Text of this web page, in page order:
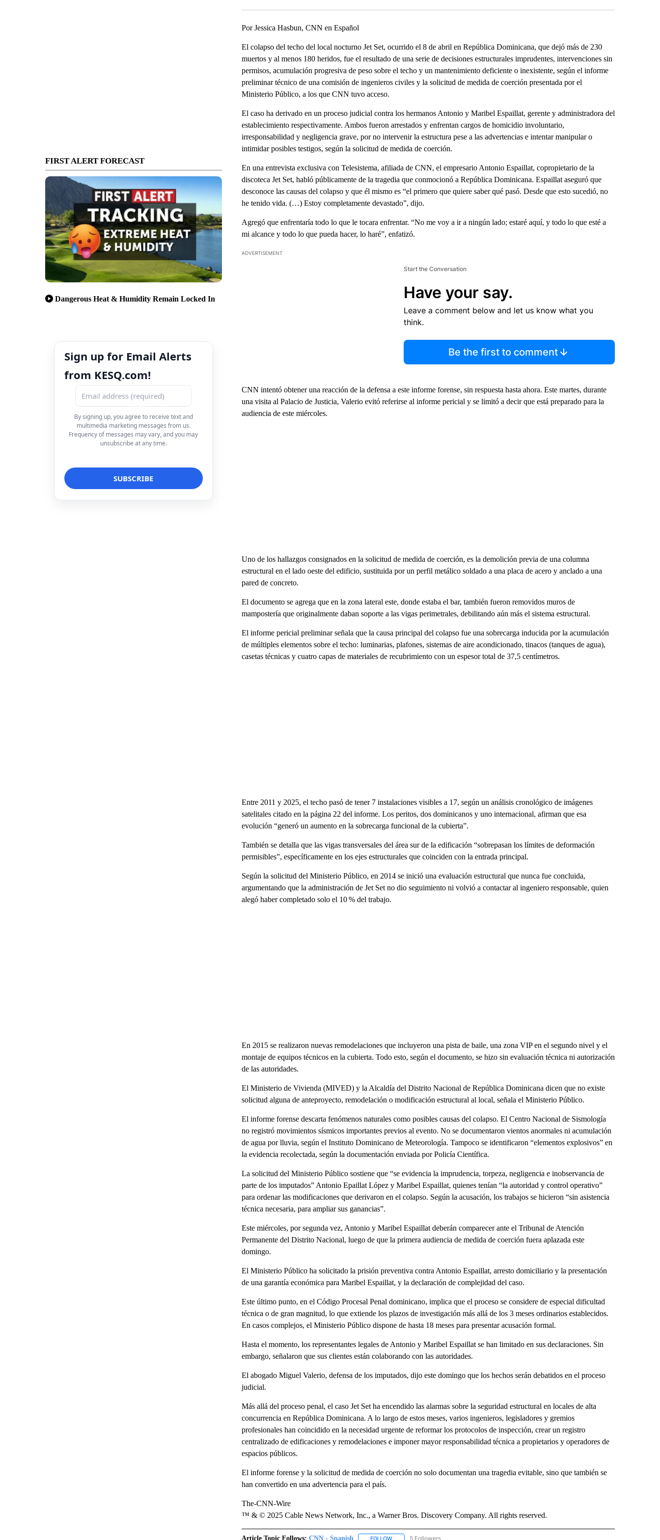
FIRST ALERT FORECAST
Dangerous Heat & Humidity Remain Locked In
Sign up for Email Alerts
from KESQ.com!
By signing up, you agree to receive text and
multimedia marketing messages from us.
Frequency of messages may vary, and you may
unsubscribe at any time.
Por Jessica Hasbun, CNN en Español
El colapso del techo del local nocturno Jet Set, ocurrido el 8 de abril en República Dominicana, que dejó más de 230
muertos y al menos 180 heridos, fue el resultado de una serie de decisiones estructurales imprudentes, intervenciones sin
permisos, acumulación progresiva de peso sobre el techo y un mantenimiento deficiente o inexistente, según el informe
preliminar técnico de una comisión de ingenieros civiles y la solicitud de medida de coerción presentada por el
Ministerio Público, a los que CNN tuvo acceso.
El caso ha derivado en un proceso judicial contra los hermanos Antonio y Maribel Espaillat, gerente y administradora del
establecimiento respectivamente. Ambos fueron arrestados y enfrentan cargos de homicidio involuntario,
irresponsabilidad y negligencia grave, por no intervenir la estructura pese a las advertencias e intentar manipular o
intimidar posibles testigos, según la solicitud de medida de coerción.
En una entrevista exclusiva con Telesistema, afiliada de CNN, el empresario Antonio Espaillat, copropietario de la
discoteca Jet Set, habló públicamente de la tragedia que conmocionó a República Dominicana. Espaillat aseguró que
desconoce las causas del colapso y que él mismo es “el primero que quiere saber qué pasó. Desde que esto sucedió, no
he tenido vida. (…) Estoy completamente devastado”, dijo.
Agregó que enfrentaría todo lo que le tocara enfrentar. “No me voy a ir a ningún lado; estaré aquí, y todo lo que esté a
mi alcance y todo lo que pueda hacer, lo haré”, enfatizó.
ADVERTISEMENT
Start the Conversation
Have your say.
Leave a comment below and let us know what you
think.
Be the first to comment
CNN intentó obtener una reacción de la defensa a este informe forense, sin respuesta hasta ahora. Este martes, durante
una visita al Palacio de Justicia, Valerio evitó referirse al informe pericial y se limitó a decir que está preparado para la
audiencia de este miércoles.
Uno de los hallazgos consignados en la solicitud de medida de coerción, es la demolición previa de una columna
estructural en el lado oeste del edificio, sustituida por un perfil metálico soldado a una placa de acero y anclado a una
pared de concreto.
El documento se agrega que en la zona lateral este, donde estaba el bar, también fueron removidos muros de
mampostería que originalmente daban soporte a las vigas perimetrales, debilitando aún más el sistema estructural.
El informe pericial preliminar señala que la causa principal del colapso fue una sobrecarga inducida por la acumulación
de múltiples elementos sobre el techo: luminarias, plafones, sistemas de aire acondicionado, tinacos (tanques de agua),
casetas técnicas y cuatro capas de materiales de recubrimiento con un espesor total de 37,5 centímetros.
Entre 2011 y 2025, el techo pasó de tener 7 instalaciones visibles a 17, según un análisis cronológico de imágenes
satelitales citado en la página 22 del informe. Los peritos, dos dominicanos y uno internacional, afirman que esa
evolución “generó un aumento en la sobrecarga funcional de la cubierta”.
También se detalla que las vigas transversales del área sur de la edificación “sobrepasan los límites de deformación
permisibles”, específicamente en los ejes estructurales que coinciden con la entrada principal.
Según la solicitud del Ministerio Público, en 2014 se inició una evaluación estructural que nunca fue concluida,
argumentando que la administración de Jet Set no dio seguimiento ni volvió a contactar al ingeniero responsable, quien
alegó haber completado solo el 10 % del trabajo.
En 2015 se realizaron nuevas remodelaciones que incluyeron una pista de baile, una zona VIP en el segundo nivel y el
montaje de equipos técnicos en la cubierta. Todo esto, según el documento, se hizo sin evaluación técnica ni autorización
de las autoridades.
El Ministerio de Vivienda (MIVED) y la Alcaldía del Distrito Nacional de República Dominicana dicen que no existe
solicitud alguna de anteproyecto, remodelación o modificación estructural al local, señala el Ministerio Público.
El informe forense descarta fenómenos naturales como posibles causas del colapso. El Centro Nacional de Sismología
no registró movimientos sísmicos importantes previos al evento. No se documentaron vientos anormales ni acumulación
de agua por lluvia, según el Instituto Dominicano de Meteorología. Tampoco se identificaron “elementos explosivos” en
la evidencia recolectada, según la documentación enviada por Policía Científica.
La solicitud del Ministerio Público sostiene que “se evidencia la imprudencia, torpeza, negligencia e inobservancia de
parte de los imputados” Antonio Epaillat López y Maribel Espaillat, quienes tenían “la autoridad y control operativo”
para ordenar las modificaciones que derivaron en el colapso. Según la acusación, los trabajos se hicieron “sin asistencia
técnica necesaria, para ampliar sus ganancias”.
Este miércoles, por segunda vez, Antonio y Maribel Espaillat deberán comparecer ante el Tribunal de Atención
Permanente del Distrito Nacional, luego de que la primera audiencia de medida de coerción fuera aplazada este
domingo.
El Ministerio Público ha solicitado la prisión preventiva contra Antonio Espaillat, arresto domiciliario y la presentación
de una garantía económica para Maribel Espaillat, y la declaración de complejidad del caso.
Este último punto, en el Código Procesal Penal dominicano, implica que el proceso se considere de especial dificultad
técnica o de gran magnitud, lo que extiende los plazos de investigación más allá de los 3 meses ordinarios establecidos.
En casos complejos, el Ministerio Público dispone de hasta 18 meses para presentar acusación formal.
Hasta el momento, los representantes legales de Antonio y Maribel Espaillat se han limitado en sus declaraciones. Sin
embargo, señalaron que sus clientes están colaborando con las autoridades.
El abogado Miguel Valerio, defensa de los imputados, dijo este domingo que los hechos serán debatidos en el proceso
judicial.
Más allá del proceso penal, el caso Jet Set ha encendido las alarmas sobre la seguridad estructural en locales de alta
concurrencia en República Dominicana. A lo largo de estos meses, varios ingenieros, legisladores y gremios
profesionales han coincidido en la necesidad urgente de reformar los protocolos de inspección, crear un registro
centralizado de edificaciones y remodelaciones e imponer mayor responsabilidad técnica a propietarios y operadores de
espacios públicos.
El informe forense y la solicitud de medida de coerción no solo documentan una tragedia evitable, sino que también se
han convertido en una advertencia para el país.
The-CNN-Wire
™ & © 2025 Cable News Network, Inc., a Warner Bros. Discovery Company. All rights reserved.
Article Topic Follows: CNN - Spanish FOLLOWFOLLOW "CNN - SPANISH" TO RECEIVE NOTIFICATIONS ABOUT NEW PAGES ON "CNN - SPANISH".
5 Followers